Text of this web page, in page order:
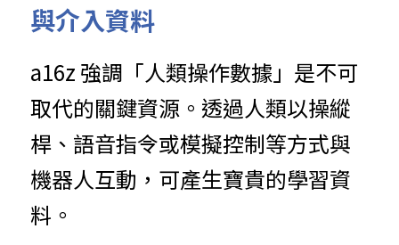
與介入資料
a16z 強調「人類操作數據」是不可
取代的關鍵資源。透過人類以操縱
桿、語音指令或模擬控制等方式與
機器人互動，可產生寶貴的學習資
料。